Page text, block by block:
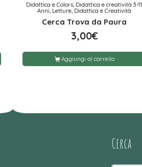
Didattica e Colors, Didattica e creatività 3-11
Anni, Letture, Didattica e Creatività
Cerca Trova da Paura
3,00€
Aggiungi al carrello
Cerca